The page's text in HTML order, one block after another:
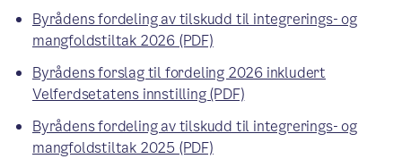
Byrådens fordeling av tilskudd til integrerings- og
mangfoldstiltak 2026 (PDF)
Byrådens forslag til fordeling 2026 inkludert
Velferdsetatens innstilling (PDF)
Byrådens fordeling av tilskudd til integrerings- og
mangfoldstiltak 2025 (PDF)